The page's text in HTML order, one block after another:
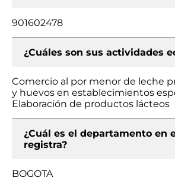
901602478
¿Cuáles son sus actividades
Comercio al por menor de leche
y huevos en establecimientos
Elaboración de productos lácteos
¿Cuál es el departamento en
registra?
BOGOTA